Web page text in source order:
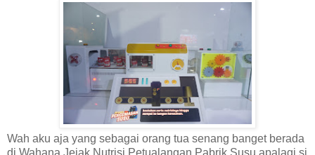
Wah aku aja yang sebagai orang tua senang banget berada